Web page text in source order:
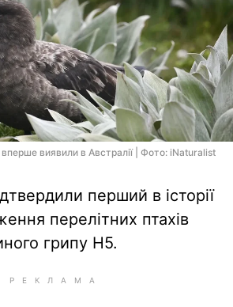
виявили в Австралії | Фото: iNaturalist
перший в історії
перелітних птахів
грипу Н5.